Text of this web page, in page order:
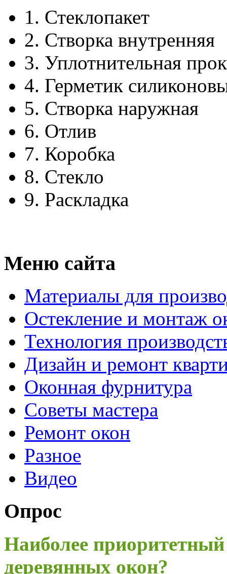
1. Стеклопакет
2. Створка внутренняя
3. Уплотнительная
4. Герметик
5. Створка наружная
6. Отлив
7. Коробка
8. Стекло
9. Раскладка
Меню сайта
Материалы для
Остекление и монтаж
Технология
Дизайн и ремонт
Оконная фурнитура
Советы мастера
Ремонт окон
Разное
Видео
Опрос
Наиболее
деревянных окон?